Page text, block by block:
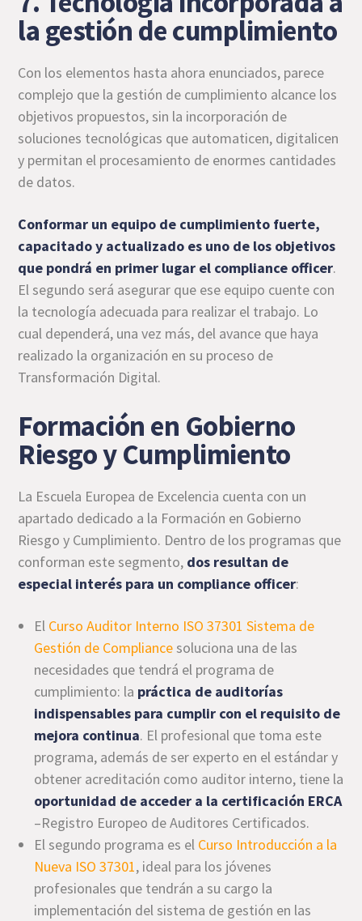
la gestión de cumplimiento
Con los elementos hasta ahora enunciados, parece
complejo que la gestión de cumplimiento alcance los
objetivos propuestos, sin la incorporación de
soluciones tecnológicas que automaticen, digitalicen
y permitan el procesamiento de enormes cantidades
de datos.
Conformar un equipo de cumplimiento fuerte,
capacitado y actualizado es uno de los objetivos
que pondrá en primer lugar el compliance officer.
El segundo será asegurar que ese equipo cuente con
la tecnología adecuada para realizar el trabajo. Lo
cual dependerá, una vez más, del avance que haya
realizado la organización en su proceso de
Transformación Digital.
Formación en Gobierno
Riesgo y Cumplimiento
La Escuela Europea de Excelencia cuenta con un
apartado dedicado a la Formación en Gobierno
Riesgo y Cumplimiento. Dentro de los programas que
conforman este segmento, dos resultan de
especial interés para un compliance officer:
El Curso Auditor Interno ISO 37301 Sistema de
Gestión de Compliancesoluciona una de las
necesidades que tendrá el programa de
cumplimiento: la práctica de auditorías
indispensables para cumplir con el requisito de
mejora continua. El profesional que toma este
programa, además de ser experto en el estándar y
obtener acreditación como auditor interno, tiene la
oportunidad de acceder a la certificación ERCA
–Registro Europeo de Auditores Certificados.
El segundo programa es el Curso Introducción a la
Nueva ISO 37301, ideal para los jóvenes
profesionales que tendrán a su cargo la
implementación del sistema de gestión en las